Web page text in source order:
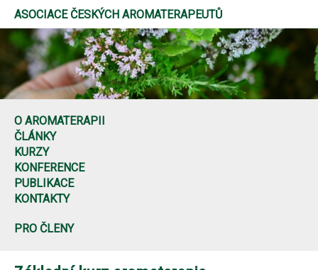
ASOCIACE ČESKÝCH AROMATERAPEUTŮ
O AROMATERAPII
ČLÁNKY
KURZY
KONFERENCE
PUBLIKACE
KONTAKTY
PRO ČLENY